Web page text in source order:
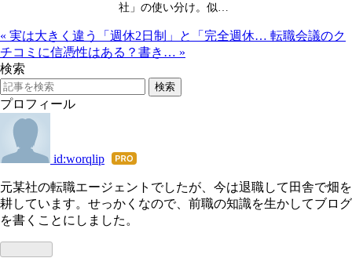
社」の使い分け。似…
« 実は大きく違う「週休2日制」と「完全週休… 転職会議のク
チコミに信憑性はある？書き… »
検索
プロフィール
id:worqlip はて
ログ
Pro
元某社の転職エージェントでしたが、今は退職して田舎で畑を
耕しています。せっかくなので、前職の知識を生かしてブログ
を書くことにしました。